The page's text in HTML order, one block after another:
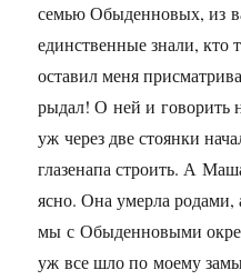
семью Обыденновых, из
единственные знали, кто
оставил меня
рыдал! О ней и говорить
уж через две стоянки
глазенапа строить. А
ясно. Она умерла
мы с Обыденновыми
уж все шло по моему